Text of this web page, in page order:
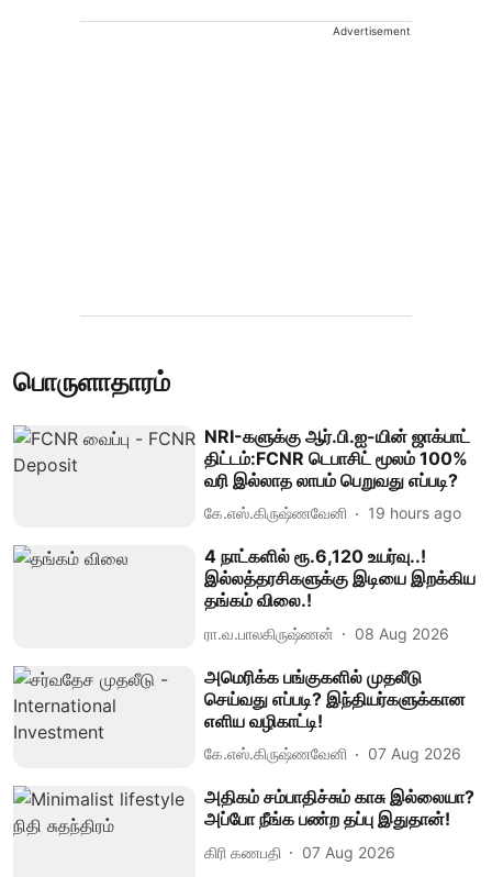
Advertisement
பொருளாதாரம்
NRI-களுக்கு ஆர்.பி.ஐ-யின் ஜாக்பாட்
திட்டம்:FCNR டெபாசிட் மூலம் 100%
வரி இல்லாத லாபம் பெறுவது எப்படி?
கே.எஸ்.கிருஷ்ணவேனி 19 hours ago
4 நாட்களில் ரூ.6,120 உயர்வு..!
இல்லத்தரசிகளுக்கு இடியை இறக்கிய
தங்கம் விலை.!
ரா.வ.பாலகிருஷ்ணன் 08 Aug 2026
அமெரிக்க பங்குகளில் முதலீடு
செய்வது எப்படி? இந்தியர்களுக்கான
எளிய வழிகாட்டி!
கே.எஸ்.கிருஷ்ணவேனி 07 Aug 2026
அதிகம் சம்பாதிச்சும் காசு இல்லையா?
அப்போ நீங்க பண்ற தப்பு இதுதான்!
கிரி கணபதி 07 Aug 2026